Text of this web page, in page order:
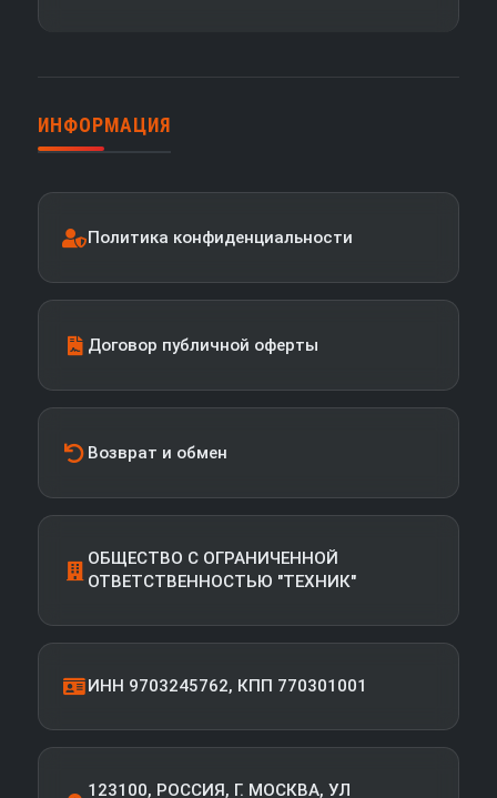
ИНФОРМАЦИЯ
Политика конфиденциальности
Договор публичной оферты
Возврат и обмен
ОБЩЕСТВО С ОГРАНИЧЕННОЙ
ОТВЕТСТВЕННОСТЬЮ "ТЕХНИК"
ИНН 9703245762, КПП 770301001
123100, РОССИЯ, Г. МОСКВА, УЛ